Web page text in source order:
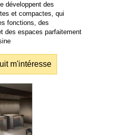
développent des
et compactes, qui
fonctions, des
des espaces parfaitement
m'intéresse